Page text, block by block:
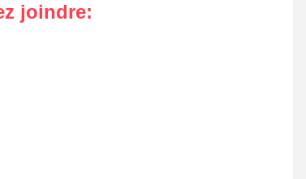
joindre: